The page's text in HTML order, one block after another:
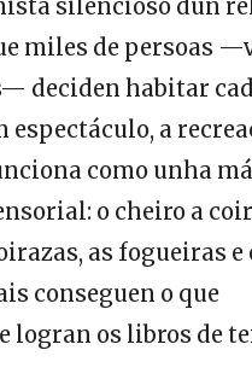
silencioso dun
miles de persoas
deciden habitar
espectáculo, a
como unha
o cheiro a
as fogueiras e
conseguen o que
logran os libros de